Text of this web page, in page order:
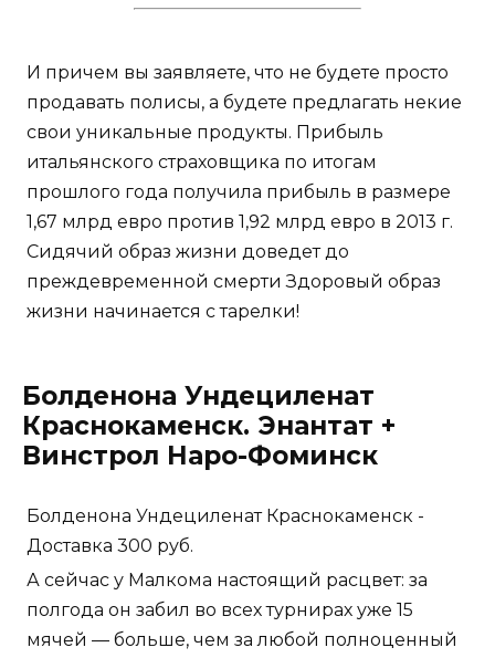
И причем вы заявляете, что не будете просто
продавать полисы, а будете предлагать некие
свои уникальные продукты. Прибыль
итальянского страховщика по итогам
прошлого года получила прибыль в размере
1,67 млрд евро против 1,92 млрд евро в 2013 г.
Сидячий образ жизни доведет до
преждевременной смерти Здоровый образ
жизни начинается с тарелки!
Болденона Ундециленат
Краснокаменск. Энантат +
Винстрол Наро-Фоминск
Болденона Ундециленат Краснокаменск -
Доставка 300 руб.
А сейчас у Малкома настоящий расцвет: за
полгода он забил во всех турнирах уже 15
мячей — больше, чем за любой полноценный